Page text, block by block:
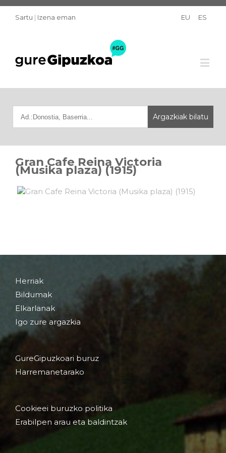
Sartu | Izena eman EU ES
Gran Cafe Reina Victoria
(Musika plaza) (1915)
Herriak
Bildumak
Elkarlanak
Igo zure argazkia
GureGipuzkoari buruz
Harremanetarako
Cookieei buruzko politika
Erabilpen arau eta baldintzak